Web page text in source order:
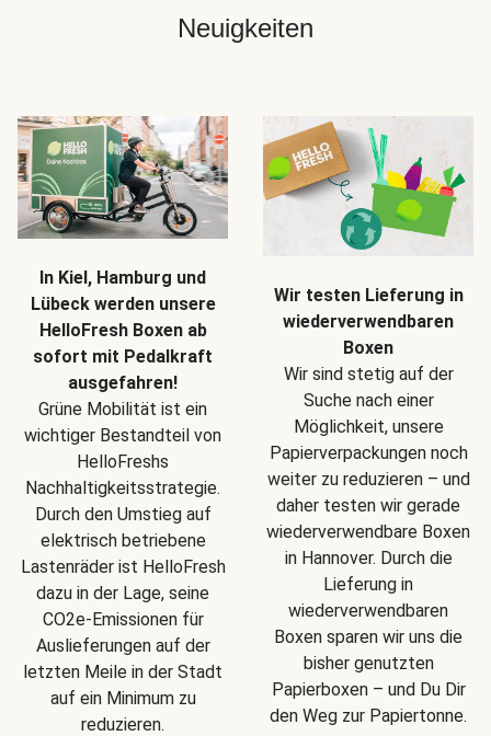
Neuigkeiten
In Kiel, Hamburg und
Lübeck werden unsere
HelloFresh Boxen ab
sofort mit Pedalkraft
ausgefahren!
Grüne Mobilität ist ein
wichtiger Bestandteil von
HelloFreshs
Nachhaltigkeitsstrategie.
Durch den Umstieg auf
elektrisch betriebene
Lastenräder ist HelloFresh
dazu in der Lage, seine
CO2e-Emissionen für
Auslieferungen auf der
letzten Meile in der Stadt
auf ein Minimum zu
reduzieren.
Wir testen Lieferung in
wiederverwendbaren
Boxen
Wir sind stetig auf der
Suche nach einer
Möglichkeit, unsere
Papierverpackungen noch
weiter zu reduzieren – und
daher testen wir gerade
wiederverwendbare Boxen
in Hannover. Durch die
Lieferung in
wiederverwendbaren
Boxen sparen wir uns die
bisher genutzten
Papierboxen – und Du Dir
den Weg zur Papiertonne.